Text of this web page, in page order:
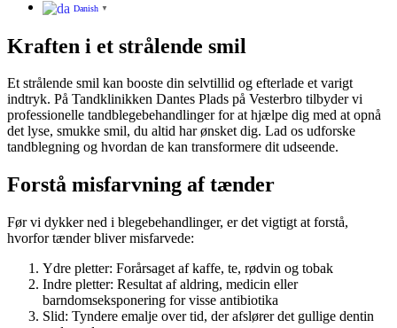
Danish ▼
Kraften i et strålende smil
Et strålende smil kan booste din selvtillid og efterlade et varigt
indtryk. På Tandklinikken Dantes Plads på Vesterbro tilbyder vi
professionelle tandblegebehandlinger for at hjælpe dig med at opnå
det lyse, smukke smil, du altid har ønsket dig. Lad os udforske
tandblegning og hvordan de kan transformere dit udseende.
Forstå misfarvning af tænder
Før vi dykker ned i blegebehandlinger, er det vigtigt at forstå,
hvorfor tænder bliver misfarvede:
Ydre pletter: Forårsaget af kaffe, te, rødvin og tobak
Indre pletter: Resultat af aldring, medicin eller
barndomseksponering for visse antibiotika
Slid: Tyndere emalje over tid, der afslører det gullige dentin